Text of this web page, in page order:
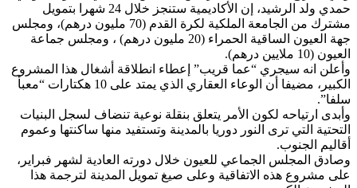
حمدي ولد الرشيد، إن الأكاديمية ستنجز خلال 24 شهرا بتمويل
مشترك من الجامعة الملكية لكرة القدم (70 مليون درهم)، ومجلس
جهة العيون الساقية الحمراء (20 مليون درهم) ، ومجلس جماعة
العيون (10 ملايين درهم).
وأعلن انه سيجري “عما قريب” إعطاء انطلاقة أشغال هذا المشروع
الكبير، مضيفا أن الوعاء العقاري الذي يمتد على 10 هكتارات “معبأ
سلفا”.
وأبدى ارتياحه لكون الأمر يتعلق بنقلة نوعية تنضاف لسجل البنيات
التحتية التي ترى النور دوريا بالمدينة وتستفيد منها ساكنتها وعموم
أقاليم الجنوب.
وصادق المجلس الجماعي للعيون خلال دورته العادية لشهر فبراير،
على مشروع هذه الاتفاقية وعلى صيغ تمويل المدينة لترجمة هذا